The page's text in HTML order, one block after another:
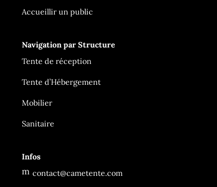
Accueillir un public
Navigation par Structure
Tente de réception
Tente d’Hébergement
Mobilier
Sanitaire
Infos
m contact@cametente.com